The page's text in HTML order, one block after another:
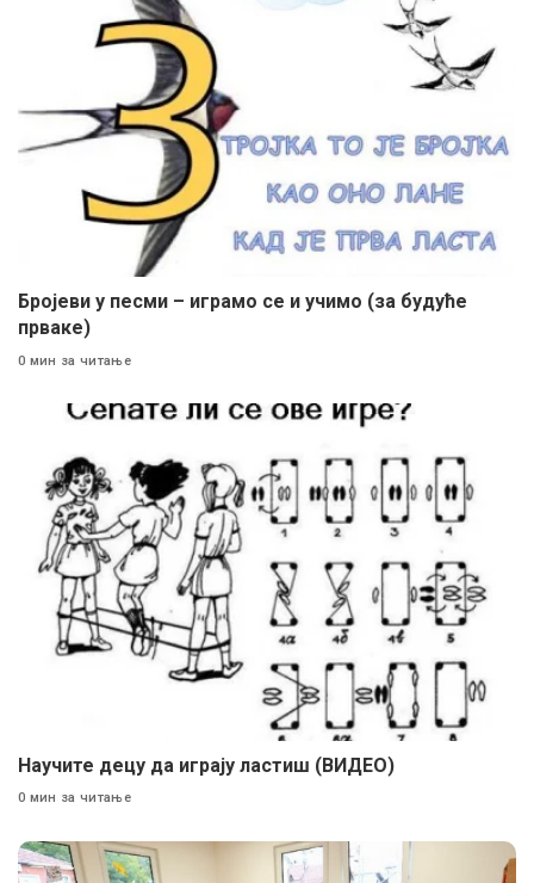
Бројеви у песми – играмо се и учимо (за будуће
прваке)
0 мин за читање
Научите децу да играју ластиш (ВИДЕО)
0 мин за читање